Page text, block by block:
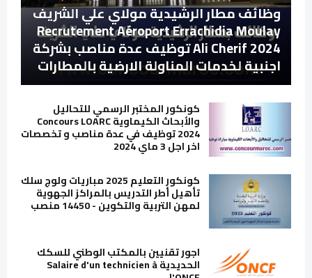
وظائف مطار الرشيدية مولاي علي الشريف
Recrutement Aéroport Errachidia Moulay
Ali Cherif 2024 توظيف عدة مناصب بشركة
اجنبية لخدمات المناولة الارضية بالمطارات
كونكور المختبر الرسمي للتحاليل
والأبحاث الكيماوية Concours LOARC
2024 توظيف في عدة مناصب و تخصصات
اخر اجل 3 ماي 2024
كونكور التعليم 2025 مباريات ولوج سلك
تأهيل أطر التدريس بالمراكز الجهوية
لمهن التربية والتكوين - 14450 منصب
اجور تقنيين بالمكتب الوطني للسكك
الحديدية Salaire d'un technicien à